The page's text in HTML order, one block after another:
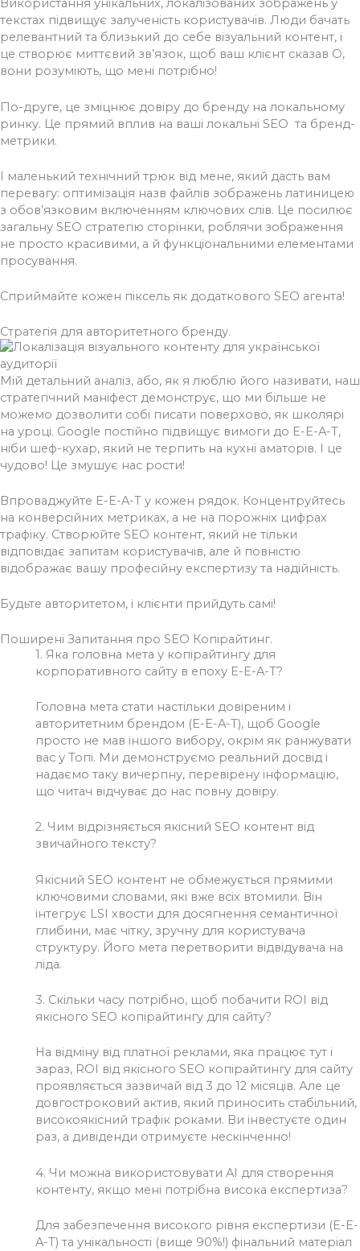
Використання унікальних, локалізованих зображень у
текстах підвищує залученість користувачів. Люди бачать
релевантний та близький до себе візуальний контент, і
це створює миттєвий зв’язок, щоб ваш клієнт сказав О,
вони розуміють, що мені потрібно!
По-друге, це зміцнює довіру до бренду на локальному
ринку. Це прямий вплив на ваші локальні SEO та бренд-
метрики.
І маленький технічний трюк від мене, який дасть вам
перевагу: оптимізація назв файлів зображень латиницею
з обов’язковим включенням ключових слів. Це посилює
загальну SEO стратегію сторінки, роблячи зображення
не просто красивими, а й функціональними елементами
просування.
Сприймайте кожен піксель як додаткового SEO агента!
Стратегія для авторитетного бренду.​
Мій детальний аналіз, або, як я люблю його називати, наш
стратегічний маніфест демонструє, що ми більше не
можемо дозволити собі писати поверхово, як школярі
на уроці. Google постійно підвищує вимоги до E-E-A-T,
ніби шеф-кухар, який не терпить на кухні аматорів. І це
чудово! Це змушує нас рости!
Впроваджуйте E-E-A-T у кожен рядок. Концентруйтесь
на конверсійних метриках, а не на порожніх цифрах
трафіку. Створюйте SEO контент, який не тільки
відповідає запитам користувачів, але й повністю
відображає вашу професійну експертизу та надійність.
Будьте авторитетом, і клієнти прийдуть самі!
Поширені Запитання про SEO Копірайтинг.
1. Яка головна мета у копірайтингу для
корпоративного сайту в епоху E-E-A-T?
Головна мета стати настільки довіреним і
авторитетним брендом (E-E-A-T), щоб Google
просто не мав іншого вибору, окрім як ранжувати
вас у Топі. Ми демонструємо реальний досвід і
надаємо таку вичерпну, перевірену інформацію,
що читач відчуває до нас повну довіру.
2. Чим відрізняється якісний SEO контент від
звичайного тексту?
Якісний SEO контент не обмежується прямими
ключовими словами, які вже всіх втомили. Він
інтегрує LSI хвости для досягнення семантичної
глибини, має чітку, зручну для користувача
структуру. Його мета перетворити відвідувача на
ліда.
3. Скільки часу потрібно, щоб побачити ROI від
якісного SEO копірайтингу для сайту?
На відміну від платної реклами, яка працює тут і
зараз, ROI від якісного SEO копірайтингу для сайту
проявляється зазвичай від 3 до 12 місяців. Але це
довгостроковий актив, який приносить стабільний,
високоякісний трафік роками. Ви інвестуєте один
раз, а дивіденди отримуєте нескінченно!
4. Чи можна використовувати AI для створення
контенту, якщо мені потрібна висока експертиза?
Для забезпечення високого рівня експертизи (E-E-
A-T) та унікальності (вище 90%!) фінальний матеріал